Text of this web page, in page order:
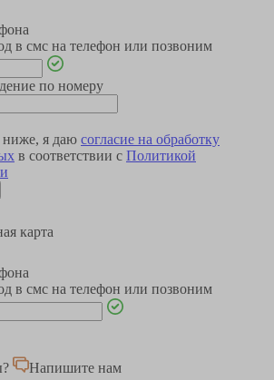
в смс на телефон или позвоним
по номеру
я даю согласие на обработку
в соответствии с Политикой
карта
в смс на телефон или позвоним
Напишите нам